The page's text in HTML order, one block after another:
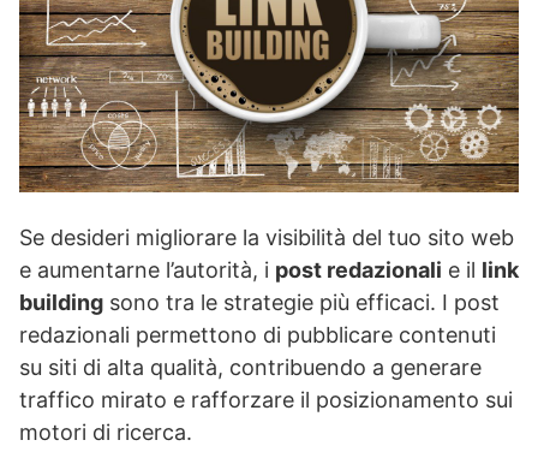
Se desideri migliorare la visibilità del tuo sito web
e aumentarne l’autorità, i post redazionali e il link
building sono tra le strategie più efficaci. I post
redazionali permettono di pubblicare contenuti
su siti di alta qualità, contribuendo a generare
traffico mirato e rafforzare il posizionamento sui
motori di ricerca.